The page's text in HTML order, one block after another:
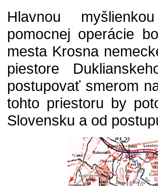
Hlavnou
pomocnej operácie
mesta Krosna
piestore
postupovať smerom
tohto priestoru by
Slovensku a od